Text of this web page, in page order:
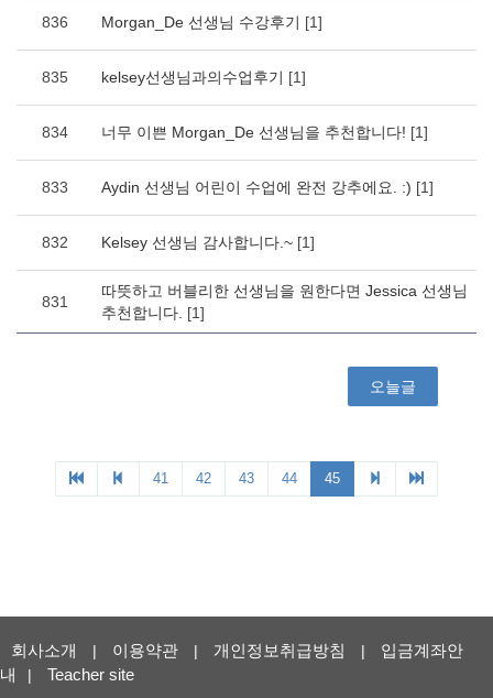
회사소개 | 이용약관 | 개인정보취급방침 |
입금계좌안
내
| Teacher site